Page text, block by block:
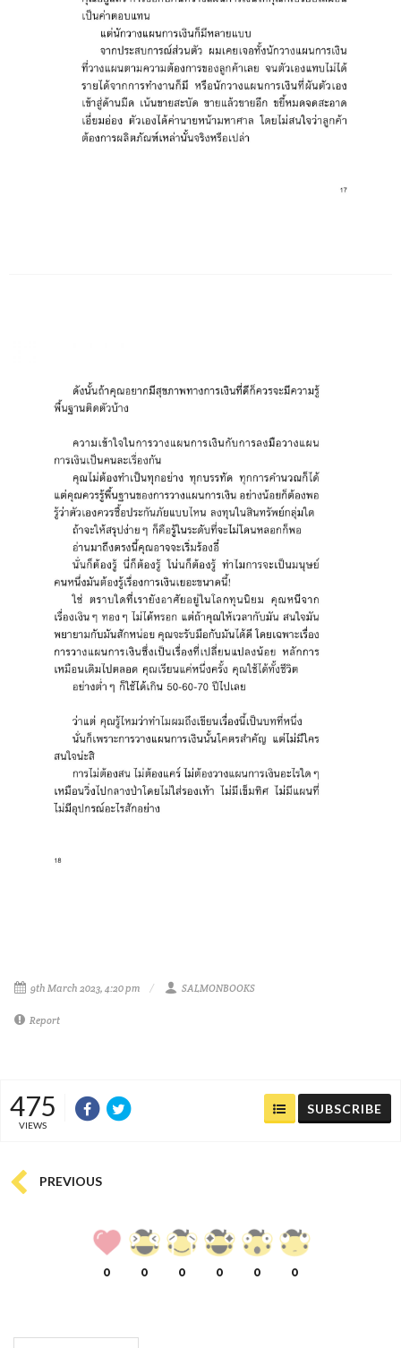
9th March 2023, 4:20 pm SALMONBOOKS
Report
475
VIEWS
SUBSCRIBE
PREVIOUS
0 0 0 0 0 0